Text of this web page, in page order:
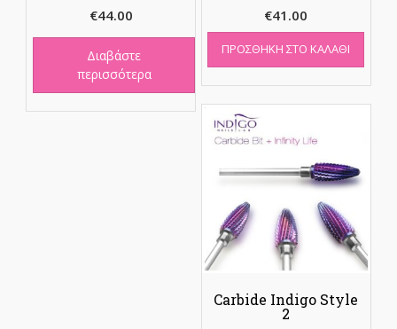
€44.00
Διαβάστε
περισσότερα
€41.00
ΠΡΟΣΘΉΚΗ ΣΤΟ ΚΑΛΆΘΙ
Carbide Indigo Style
2